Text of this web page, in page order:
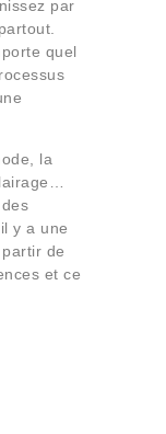
par
quel
la
y a une
de
et ce